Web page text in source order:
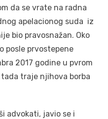
da se vrate na radna
apelacionog suda iz
bio pravosnažan. Oko
posle prvostepene
2017 godine u pvrom
traje njihova borba
advokati, javio se i